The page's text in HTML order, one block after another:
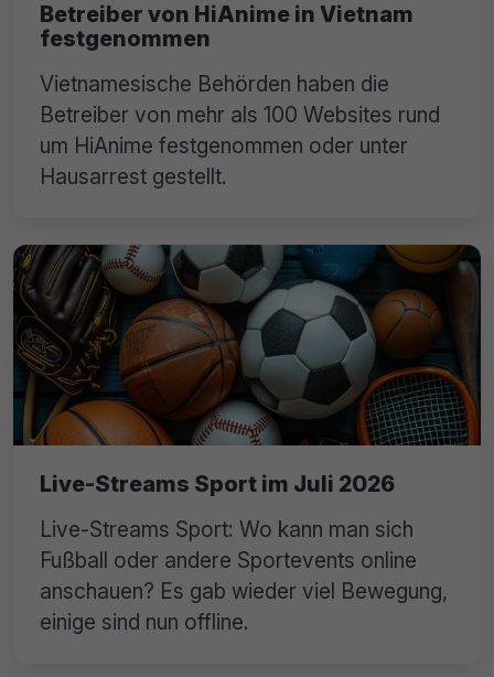
Betreiber von HiAnime in Vietnam
festgenommen
Vietnamesische Behörden haben die
Betreiber von mehr als 100 Websites rund
um HiAnime festgenommen oder unter
Hausarrest gestellt.
Live-Streams Sport im Juli 2026
Live-Streams Sport: Wo kann man sich
Fußball oder andere Sportevents online
anschauen? Es gab wieder viel Bewegung,
einige sind nun offline.